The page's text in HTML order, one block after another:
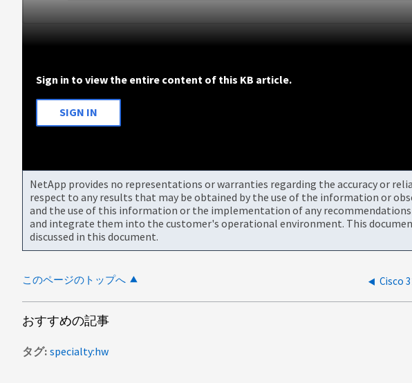
Sign in to view the entire content of this KB article.
SIGN IN
NetApp provides no representations or warranties regarding the accuracy or
respect to any results that may be obtained by the use of the information or
and the use of this information or the implementation of any
and integrate them into the customer's operational environment. This
discussed in this document.
このページのトップへ
おすすめの記事
タグ specialty:hw